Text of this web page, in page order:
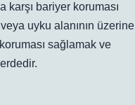
karşı bariyer koruması
uyku alanının üzerine
sağlamak ve